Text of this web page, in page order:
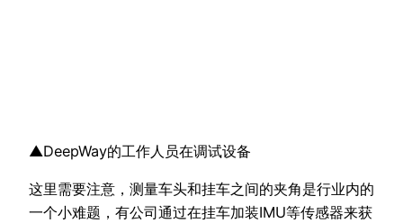
▲DeepWay的工作人员在调试设备
这里需要注意，测量车头和挂车之间的夹角是行业内的
一个小难题，有公司通过在挂车加装IMU等传感器来获